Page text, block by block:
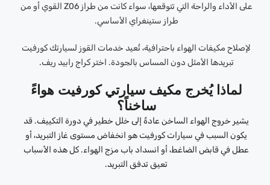
على الأداء والراحة التي تتوقعها، سواء كانت من طراز Z06 القوي أو من
طراز ستينغراي الأساسي.
لإصلاح مكيفات الهواء باحترافية، تُعيد خدمات القوز لسيارتك كورفيت
تبريدها الأمثل دون المساس بالجودة. اختر كراج رابيد ريف.
لماذا يُخرج مكيف سيارتي كورفيت هواءً
ساخناً؟
يشير خروج الهواء الساخن عادةً إلى خلل خطير في دورة التكييف. قد
يكون السبب في سيارات كورفيت هو انخفاض مستوى غاز التبريد، أو
عطل في قابض الضاغط، أو انسداد باب مزج الهواء. كل هذه الأسباب
تعيق تدفق التبريد.